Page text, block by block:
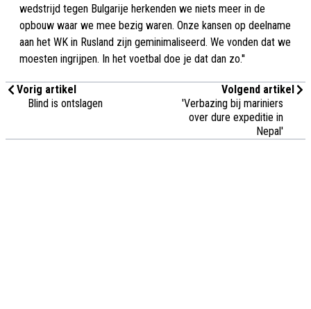
wedstrijd tegen Bulgarije herkenden we niets meer in de
opbouw waar we mee bezig waren. Onze kansen op deelname
aan het WK in Rusland zijn geminimaliseerd. We vonden dat we
moesten ingrijpen. In het voetbal doe je dat dan zo.''
Vorig artikel
Blind is ontslagen
Volgend artikel
'Verbazing bij mariniers
over dure expeditie in
Nepal'